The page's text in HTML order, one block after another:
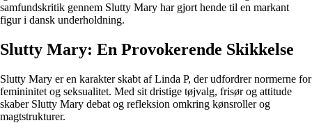
samfundskritik gennem Slutty Mary har gjort hende til en markant
figur i dansk underholdning.
Slutty Mary: En Provokerende Skikkelse
Slutty Mary er en karakter skabt af Linda P, der udfordrer normerne for
femininitet og seksualitet. Med sit dristige tøjvalg, frisør og attitude
skaber Slutty Mary debat og refleksion omkring kønsroller og
magtstrukturer.